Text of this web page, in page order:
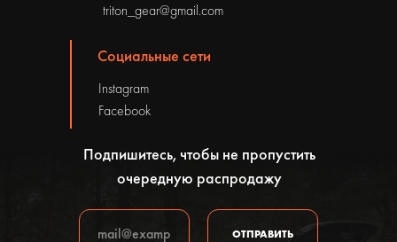
Подпишитесь, чтобы не пропустить
очередную распродажу
ОТПРАВИТЬ
triton_gear@gmail.com
Социальные сети
Instagram
Facebook